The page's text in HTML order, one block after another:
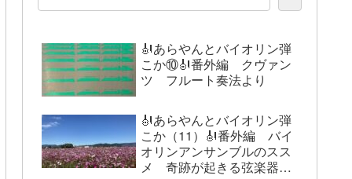
🎻あらやんとバイオリン弾
こか⑩🎻番外編 クヴァン
ツ フルート奏法より
🎻あらやんとバイオリン弾
こか（11）🎻番外編 バイ
オリンアンサンブルのスス
メ 奇跡が起きる弦楽器の